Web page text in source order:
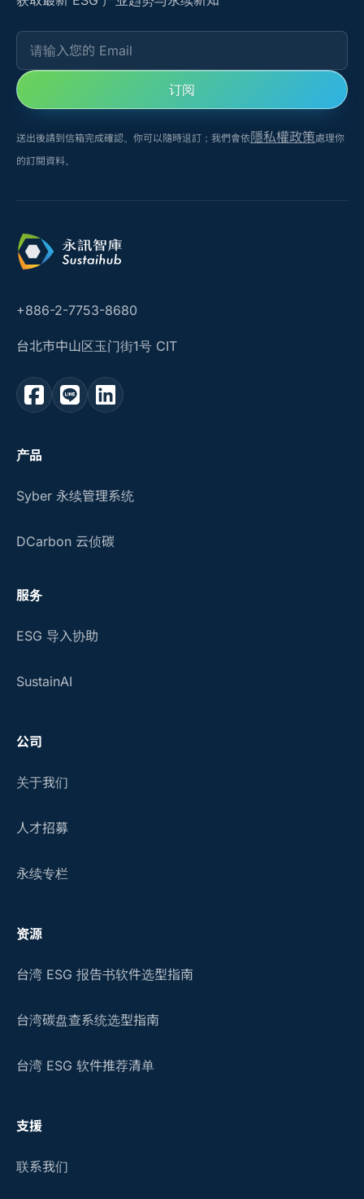
请输入您的 Email
订阅
送出後請到信箱完成確認。你可以隨時退訂；我們會依隱私權政策處理你
的訂閱資料。
+886-2-7753-8680
台北市中山区玉门街1号 CIT
产品
Syber 永续管理系统
DCarbon 云侦碳
服务
ESG 导入协助
SustainAI
公司
关于我们
人才招募
永续专栏
资源
台湾 ESG 报告书软件选型指南
台湾碳盘查系统选型指南
台湾 ESG 软件推荐清单
支援
联系我们